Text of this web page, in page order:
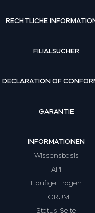
RECHTLICHE
FILIALSUCHER
DECLARATION OF
GARANTIE
INFORMATIONEN
Wissensbasis
API
Häufige Fragen
FORUM
Status-Seite